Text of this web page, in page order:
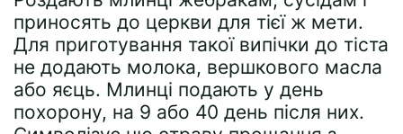
приносять до церкви для тієї ж мети.
Для приготування такої випічки до тіста
не додають молока, вершкового масла
або яєць. Млинці подають у день
похорону, на 9 або 40 день після них.